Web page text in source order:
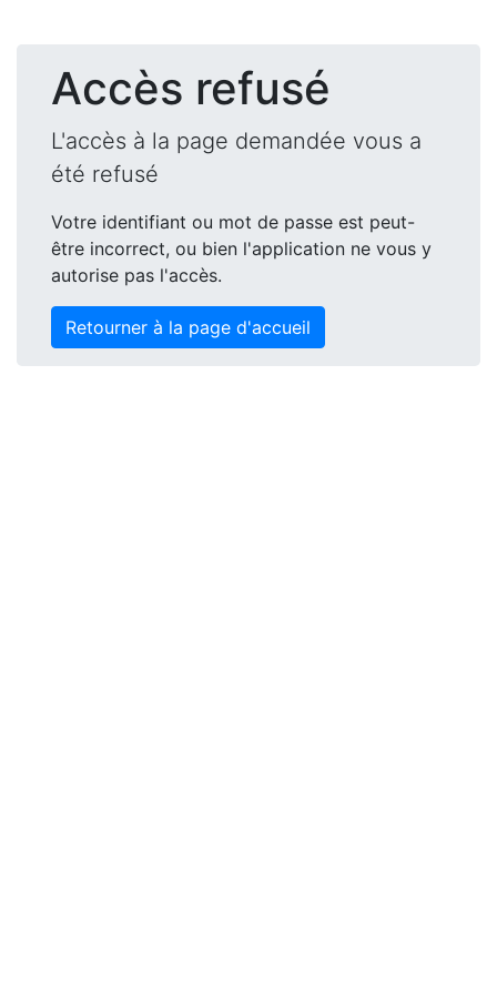
Accès refusé
L'accès à la page demandée vous a
été refusé
Votre identifiant ou mot de passe est peut-
être incorrect, ou bien l'application ne vous y
autorise pas l'accès.
Retourner à la page d'accueil